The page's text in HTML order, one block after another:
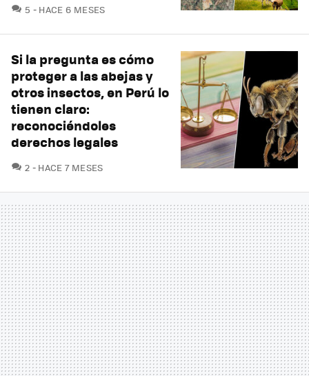
5 COMENTARIOS
HACE 6 MESES
Si la pregunta es cómo
proteger a las abejas y
otros insectos, en Perú lo
tienen claro:
reconociéndoles
derechos legales
2 COMENTARIOS
HACE 7 MESES